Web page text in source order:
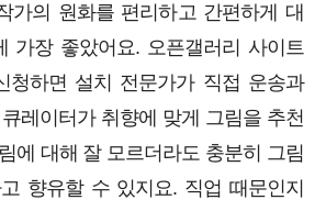
가의 원화를 편리하고 간편하게 대
가장 좋았어요. 오픈갤러리 사이트
청하면 설치 전문가가 직접 운송과
레이터가 취향에 맞게 그림을 추천
에 대해 잘 모르더라도 충분히 그림
향유할 수 있지요. 직업 때문인지